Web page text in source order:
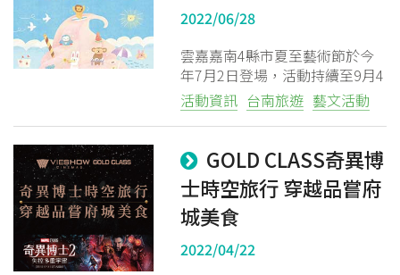
2022/06/28
雲嘉嘉南4縣市夏至藝術節於今
年7月2日登場，活動持續至9月4
日，開幕選在「太陽之都」嘉
義，共有8大主題活動、60場演
出，在今年暑假輪番上場，讓民
眾在盛夏迎接疫情後新生活。
活動資訊 台南旅遊 藝文活動
GOLD CLASS奇異博
士時空旅行 穿越品嘗府
城美食
2022/04/22